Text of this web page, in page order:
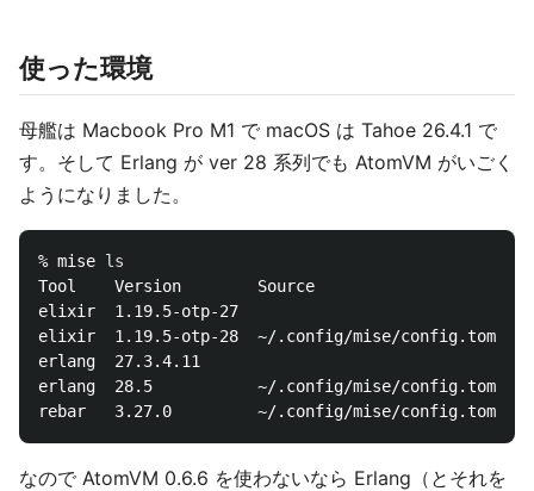
使った環境
母艦は Macbook Pro M1 で macOS は Tahoe 26.4.1 で
す。そして Erlang が ver 28 系列でも AtomVM がいごく
ようになりました。
% mise
Tool    Version        Source
elixir  1.19.5-otp-27
elixir  1.19.5-otp-28  ~/.config/mise/config.toml
erlang  27.3.4.11
erlang  28.5           ~/.config/mise/config.toml
なので AtomVM 0.6.6 を使わないなら Erlang（とそれを